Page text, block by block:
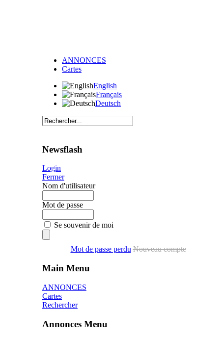
ANNONCES
Cartes
English
Français
Deutsch
Newsflash
Login
Fermer
Nom d'utilisateur
Mot de passe
Se souvenir de moi
Mot de passe perdu Nouveau compte
Main Menu
ANNONCES
Cartes
Rechercher
Annonces Menu